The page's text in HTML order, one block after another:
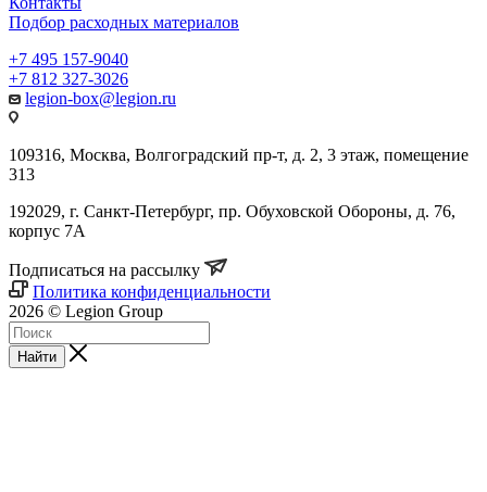
Подбор расходных материалов
+7 495 157-9040
+7 812 327-3026
legion-box@legion.ru
109316, Москва, Волгоградский пр-т, д. 2, 3 этаж, помещение
313
192029, г. Санкт-Петербург, пр. Обуховской Обороны, д. 76,
корпус 7А
Подписаться на рассылку
Политика конфиденциальности
2026 © Legion Group
Найти